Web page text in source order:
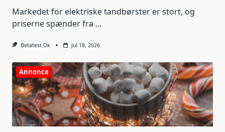
Markedet for elektriske tandbørster er stort, og
priserne spænder fra ...
Betatest.dk Jul 18, 2026
Annonce